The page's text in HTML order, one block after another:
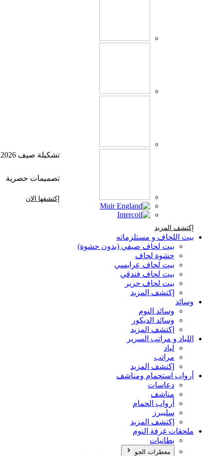
إكتشف المزيد
تشكيلة صيف 2026
تصميمات حصرية
إكتشفها الان
بيت اللحاف و مستلزماته
بيت لحاف صيفي (بدون حشوة)
حشوة لحاف
بيت لحاف عرايسي
بيت لحاف فندقي
بيت لحاف حرير
إكتشف المزيد
وسائد
وسائد النوم
وسائد الديكور
إكتشف المزيد
اللباد و مراتب السرير
لباد
مراتب
إكتشف المزيد
أرواب استحمام ومناشف
دعاسات
مناشف
أرواب الحمام
سليبرز
إكتشف المزيد
ملحقات غرفة النوم
بطانيات
معطرات الجو